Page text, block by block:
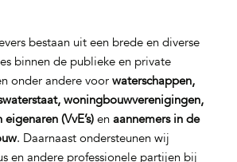
bestaan uit een brede en diverse
binnen de publieke en private
onder andere voorwaterschappen,
woningbouwverenigingen,
(VvE’s)en aannemers in de
. Daarnaast ondersteunen wij
en andere professionele partijen bij